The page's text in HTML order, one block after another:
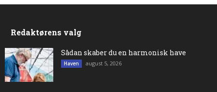
Redaktørens valg
Sådan skaber du en harmonisk have
Haven august 5, 2026